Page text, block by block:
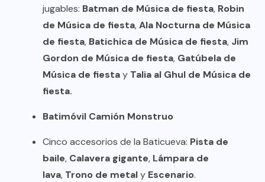
jugables: Batman de Música de fiesta, Robin
de Música de fiesta,Ala Nocturna de Música
de fiesta, Batichica de Música de fiesta, Jim
Gordon de Música de fiesta, Gatúbela de
Música de fiestay Talia al Ghul de Música de
fiesta.
Batimóvil Camión Monstruo
Cinco accesorios de la Baticueva: Pista de
baile, Calavera gigante, Lámpara de
lava, Trono de metaly Escenario.